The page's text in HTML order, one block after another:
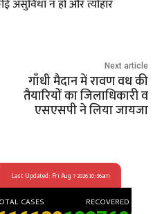
असुविधा न हो और त्योहार
Next article
गाँधी मैदान में रावण वध की
तैयारियों का जिलाधिकारी व
एसएसपी ने लिया जायजा